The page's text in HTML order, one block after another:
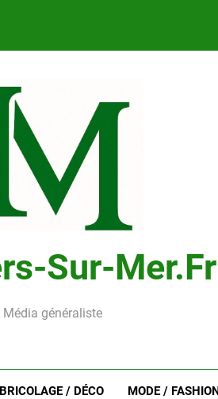
Sur-Mer.fr
Média généraliste
/ DÉCO MODE /